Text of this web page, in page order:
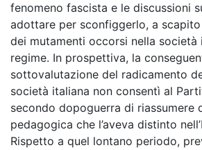
fenomeno fascista e le discussioni
adottare per sconfiggerlo, a scapito
dei mutamenti occorsi nella
regime. In prospettiva, la
sottovalutazione del radicamento
società italiana non consentì al
secondo dopoguerra di riassumere
pedagogica che l’aveva distinto
Rispetto a quel lontano periodo,